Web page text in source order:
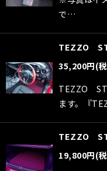
で…
TEZZO
35,200円(
TEZZO
ます。『
TEZZO
19,800円(